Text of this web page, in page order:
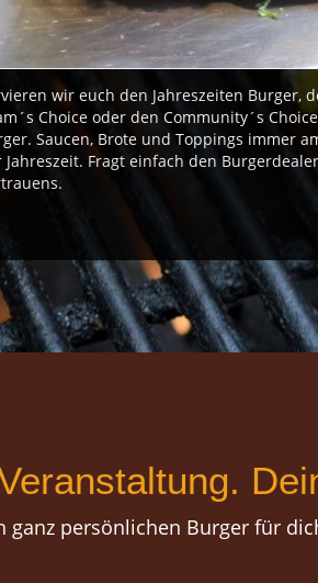
wir euch den Jahreszeiten Burger,
Choice oder den Community´s Choice
Saucen, Brote und Toppings immer
Jahreszeit. Fragt einfach den
ganz persönlichen Burger für